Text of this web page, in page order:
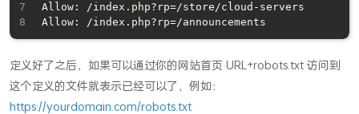
Allow: /index.php?rp=/store/cloud-servers
定义好了之后，如果可以通过你的网站首页 URL+robots.txt 访问到
这个定义的文件就表示已经可以了，例如：
https://yourdomain.com/robots.txt